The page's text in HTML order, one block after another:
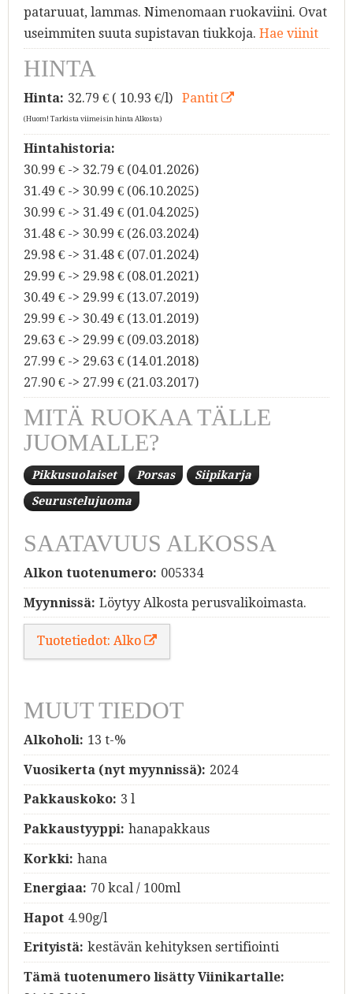
pataruuat, lammas. Nimenomaan ruokaviini. Ovat
useimmiten suuta supistavan tiukkoja. Hae viinit
HINTA
Hinta: 32.79 € ( 10.93 €/l) Pantit
(Huom! Tarkista viimeisin hinta Alkosta)
Hintahistoria:
30.99 € -> 32.79 € (04.01.2026)
31.49 € -> 30.99 € (06.10.2025)
30.99 € -> 31.49 € (01.04.2025)
31.48 € -> 30.99 € (26.03.2024)
29.98 € -> 31.48 € (07.01.2024)
29.99 € -> 29.98 € (08.01.2021)
30.49 € -> 29.99 € (13.07.2019)
29.99 € -> 30.49 € (13.01.2019)
29.63 € -> 29.99 € (09.03.2018)
27.99 € -> 29.63 € (14.01.2018)
27.90 € -> 27.99 € (21.03.2017)
MITÄ RUOKAA TÄLLE
JUOMALLE?
Pikkusuolaiset Porsas Siipikarja
Seurustelujuoma
SAATAVUUS ALKOSSA
Alkon tuotenumero: 005334
Myynnissä: Löytyy Alkosta perusvalikoimasta.
Tuotetiedot: Alko
MUUT TIEDOT
Alkoholi: 13 t-%
Vuosikerta (nyt myynnissä): 2024
Pakkauskoko: 3 l
Pakkaustyyppi: hanapakkaus
Korkki: hana
Energiaa: 70 kcal / 100ml
Hapot 4.90g/l
Erityistä: kestävän kehityksen sertifiointi
Tämä tuotenumero lisätty Viinikartalle: